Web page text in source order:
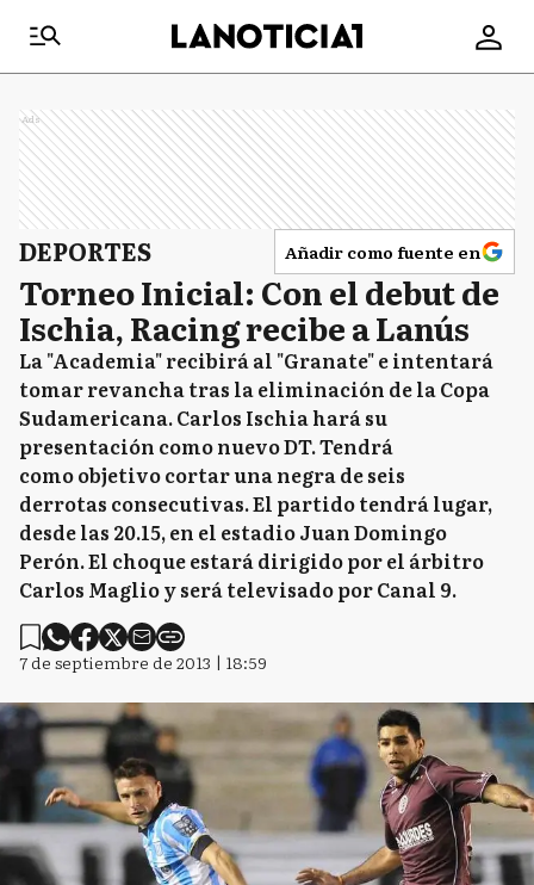
Ads
DEPORTES Añadir como fuente en
Torneo Inicial: Con el debut de
Ischia, Racing recibe a Lanús
La "Academia" recibirá al "Granate" e intentará
tomar revancha tras la eliminación de la Copa
Sudamericana. Carlos Ischia hará su
presentación como nuevo DT. Tendrá
como objetivo cortar una negra de seis
derrotas consecutivas. El partido tendrá lugar,
desde las 20.15, en el estadio Juan Domingo
Perón. El choque estará dirigido por el árbitro
Carlos Maglio y será televisado por Canal 9.
7 de septiembre de 2013 | 18:59